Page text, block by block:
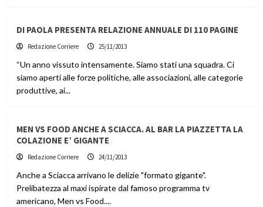
DI PAOLA PRESENTA RELAZIONE ANNUALE DI 110 PAGINE
Redazione Corriere 25/11/2013
“Un anno vissuto intensamente. Siamo stati una squadra. Ci
siamo aperti alle forze politiche, alle associazioni, alle categorie
produttive, ai...
MEN VS FOOD ANCHE A SCIACCA. AL BAR LA PIAZZETTA LA
COLAZIONE E’ GIGANTE
Redazione Corriere 24/11/2013
Anche a Sciacca arrivano le delizie "formato gigante".
Prelibatezza al maxi ispirate dal famoso programma tv
americano, Men vs Food....